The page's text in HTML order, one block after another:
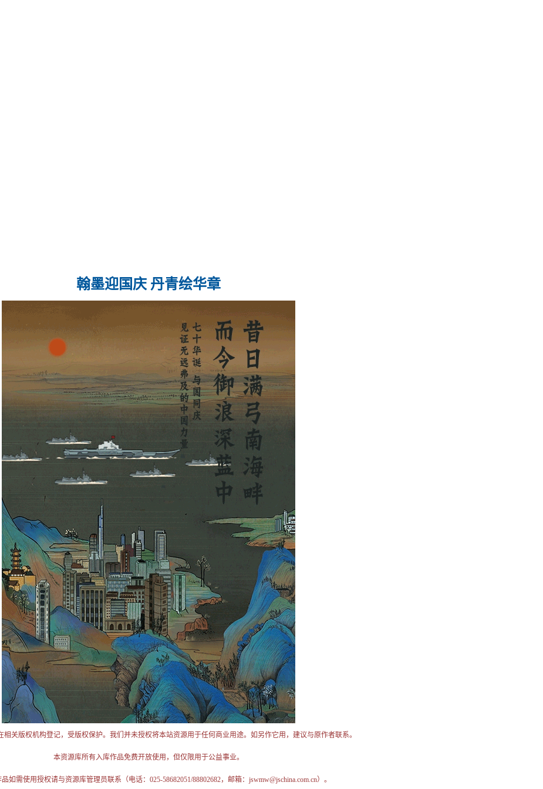
翰墨迎国庆 丹青绘华章
相关版权机构登记，受版权保护。我们并未授权将本站资源用于任何商业用途。如另作它用，建议与原作者联系。
本资源库所有入库作品免费开放使用，但仅限用于公益事业。
如需使用授权请与资源库管理员联系（电话：025-58682051/88802682，邮箱：jswmw@jschina.com.cn）。